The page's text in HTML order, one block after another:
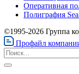
Оперативная
Полиграфия
©1995-2026 Группа
Профайл